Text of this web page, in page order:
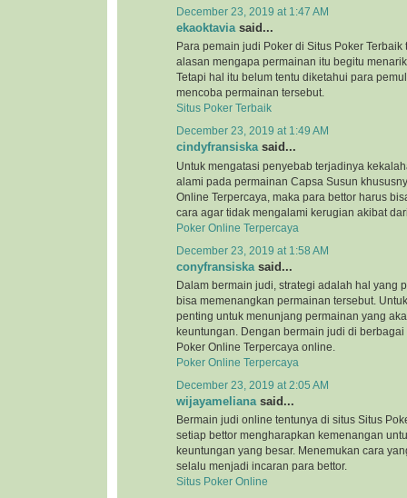
December 23, 2019 at 1:47 AM
ekaoktaviasaid...
Para pemain judi Poker di Situs Poker Terbaik
alasan mengapa permainan itu begitu
Tetapi hal itu belum tentu diketahui para
mencoba permainan tersebut.
Situs Poker Terbaik
December 23, 2019 at 1:49 AM
cindyfransiskasaid...
Untuk mengatasi penyebab terjadinya
alami pada permainan Capsa Susun
Online Terpercaya, maka para bettor harus
cara agar tidak mengalami kerugian akibat
Poker Online Terpercaya
December 23, 2019 at 1:58 AM
conyfransiska said...
Dalam bermain judi, strategi adalah hal yang
bisa memenangkan permainan tersebut.
penting untuk menunjang permainan yang
keuntungan. Dengan bermain judi di berbagai
Poker Online Terpercaya online.
Poker Online Terpercaya
December 23, 2019 at 2:05 AM
wijayamelianasaid...
Bermain judi online tentunya di situs Situs
setiap bettor mengharapkan kemenangan
keuntungan yang besar. Menemukan cara
selalu menjadi incaran para bettor.
Situs Poker Online